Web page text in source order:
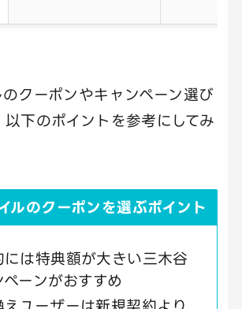
クーポンやキャンペーン選び
下のポイントを参考にしてみ
ルのクーポンを選ぶポイント
には特典額が大きい三木谷
ペーンがおすすめ